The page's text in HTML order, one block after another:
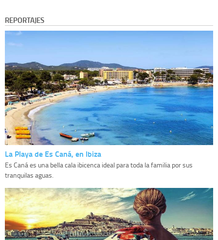
REPORTAJES
La Playa de Es Caná, en Ibiza
Es Caná es una bella cala ibicenca ideal para toda la familia por sus
tranquilas aguas.